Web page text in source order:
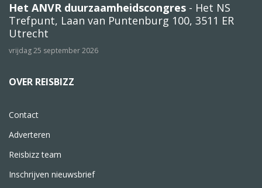
Het ANVR duurzaamheidscongres - Het NS
Trefpunt, Laan van Puntenburg 100, 3511 ER
Utrecht
vrijdag 25 september 2026
OVER REISBIZZ
Contact
Adverteren
Reisbizz team
Inschrijven nieuwsbrief